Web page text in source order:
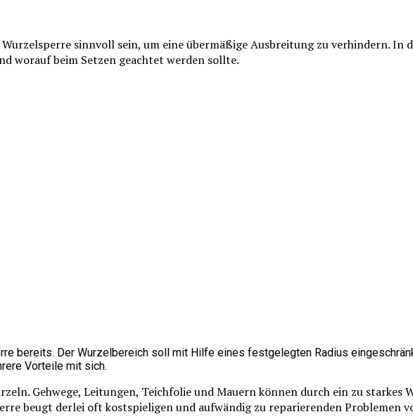
sinnvoll sein, um eine übermäßige Ausbreitung zu verhindern. In
worauf beim Setzen geachtet werden sollte.
bereits. Der Wurzelbereich soll mit Hilfe eines festgelegten Radius
Vorteile mit sich.
Gehwege, Leitungen, Teichfolie und Mauern können durch ein zu starkes
beugt derlei oft kostspieligen und aufwändig zu reparierenden Problemen